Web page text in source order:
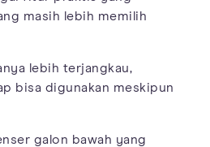
masih lebih memilih
lebih terjangkau,
bisa digunakan meskipun
galon bawah yang